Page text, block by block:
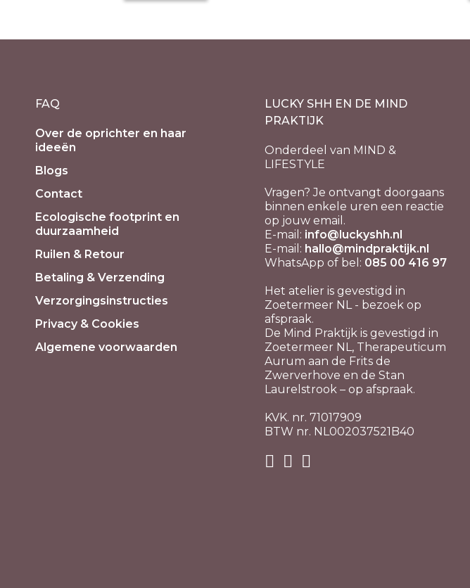
FAQ
Over de oprichter en haar
ideeën
Blogs
Contact
Ecologische footprint en
duurzaamheid
Ruilen & Retour
Betaling & Verzending
Verzorgingsinstructies
Privacy & Cookies
Algemene voorwaarden
LUCKY SHH EN DE MIND
PRAKTIJK
Onderdeel van MIND &
LIFESTYLE
Vragen? Je ontvangt doorgaans
binnen enkele uren een reactie
op jouw email.
E-mail: info@luckyshh.nl
E-mail: hallo@mindpraktijk.nl
WhatsApp of bel: 085 00 416 97
Het atelier is gevestigd in
Zoetermeer NL - bezoek op
afspraak.
De Mind Praktijk is gevestigd in
Zoetermeer NL, Therapeuticum
Aurum aan de Frits de
Zwerverhove en de Stan
Laurelstrook – op afspraak.
KVK. nr. 71017909
BTW nr. NL002037521B40